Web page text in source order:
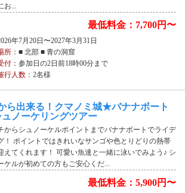
お...
最低料金：7,700円〜
年7月20日〜2027年3月31日
所：■ 北部 ■ 青の洞窟
付：参加日の2日前18時00分まで
行人数：2名様
ら出来る！クマノミ城★バナナボート
ュノーケリングツアー
からシュノーケルポイントまでバナナボートでライデ
！ ポイントではきれいなサンゴや色とりどりの熱帯
えてくれます！ 可愛い魚達と一緒に泳いでみよう♪ シ
ケルが初めての方もご安心くだ...
最低料金：5,900円〜